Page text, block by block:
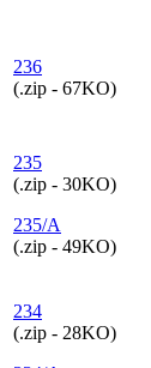
236
(.zip - 67KO)
235
(.zip - 30KO)
235/A
(.zip - 49KO)
234
(.zip - 28KO)